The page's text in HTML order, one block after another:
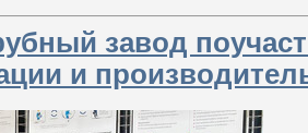
завод
и